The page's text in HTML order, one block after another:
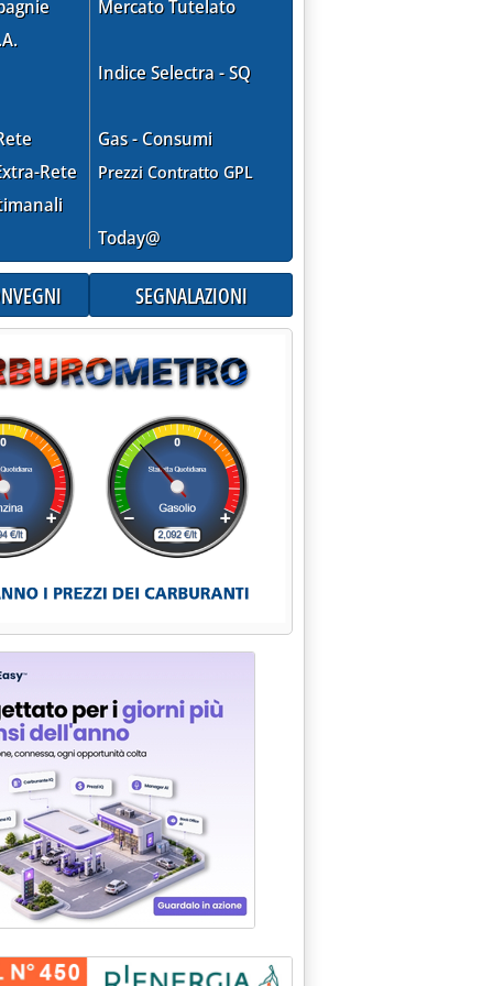
Rete
Mercato Tutelato
Indice Selectra - SQ
Gas - Consumi
Prezzi Contratto GPL
Today@
SEGNALAZIONI